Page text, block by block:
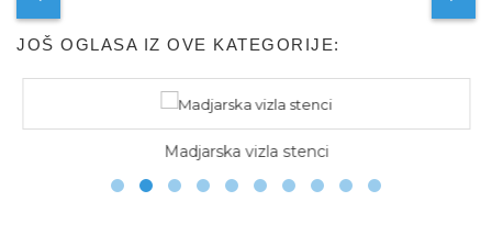
JOŠ OGLASA IZ OVE KATEGORIJE:
Madjarska vizla stenci